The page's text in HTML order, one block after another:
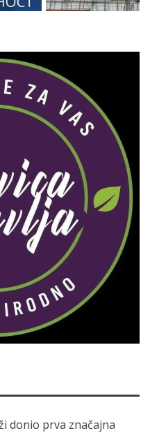
donio prva značajna